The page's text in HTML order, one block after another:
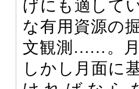
げにも適して
な有用資源の
文観測……。月
しかし月面に